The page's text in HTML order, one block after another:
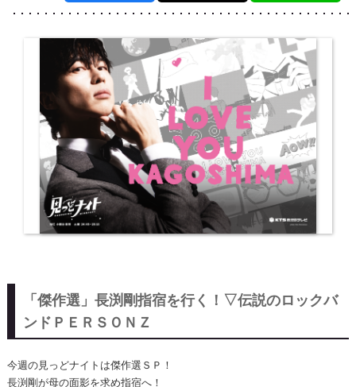
「傑作選」長渕剛指宿を行く！▽伝説のロックバ
ンドＰＥＲＳＯＮＺ
今週の見っどナイトは傑作選ＳＰ！
長渕剛が母の面影を求め指宿へ！